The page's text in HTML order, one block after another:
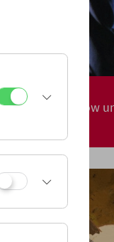
Hot on Cool
TV zwischen Show